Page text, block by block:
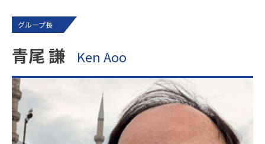
グループ長
青尾 謙 Ken Aoo